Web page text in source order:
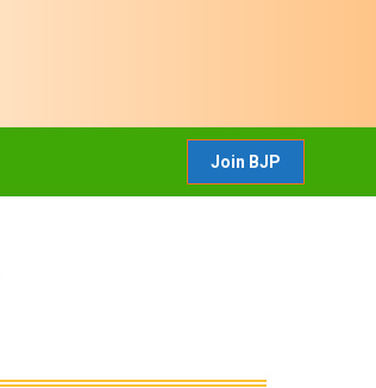
Join BJP